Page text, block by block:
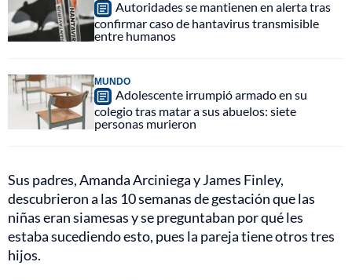
Autoridades se mantienen en alerta tras
confirmar caso de hantavirus transmisible
entre humanos
MUNDO
Adolescente irrumpió armado en su
colegio tras matar a sus abuelos: siete
personas murieron
Sus padres, Amanda Arciniega y James Finley,
descubrieron a las 10 semanas de gestación que las
niñas eran siamesas y se preguntaban por qué les
estaba sucediendo esto, pues la pareja tiene otros tres
hijos.